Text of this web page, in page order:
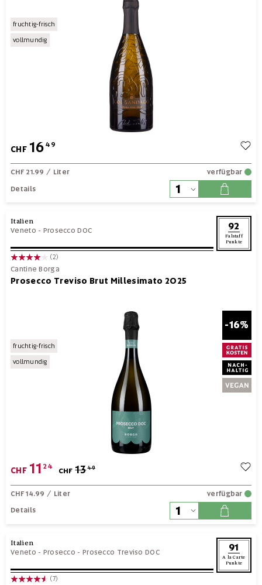
fruchtig-frisch
vollmundig
CHF 1649
CHF 21.99 / Liter
verfügbar
Details
Italien
Veneto - Prosecco DOC 92
Falstaff
Punkte
(2)
Cantine Borga
Prosecco Treviso Brut Millesimato 2025
fruchtig-frisch
vollmundig
-16%
CHF 11 24
CHF 1349
CHF 14.99 / Liter
verfügbar
Details
Italien
Veneto - Prosecco - Prosecco Treviso DOC 91
A la Carte
Punkte
(7)